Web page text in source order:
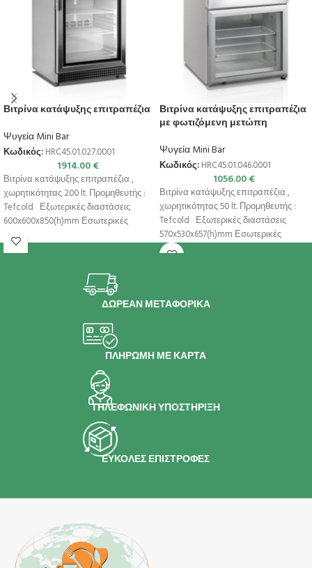
Βιτρίνα κατάψυξης επιτραπέζια
Ψυγεία Mini Bar
Κωδικός: HRC45.01.027.0001
1914.00€
Βιτρίνα κατάψυξης επιτραπέζια ,
χωρητικότητας 200 lt. Προμηθευτής :
Tefcold Εξωτερικές διαστάσεις
600x600x850(h)mm Εσωτερικές
διαστάσεις 484x470x620(h)mm
Χωρητικότητα 200 lt
Βιτρίνα κατάψυξης επιτραπέζια
με φωτιζόμενη μετώπη
Ψυγεία Mini Bar
Κωδικός: HRC45.01.046.0001
1056.00€
Βιτρίνα κατάψυξης επιτραπέζια ,
χωρητικότητας 50 lt. Προμηθευτής :
Tefcold Εξωτερικές διαστάσεις
570x530x657(h)mm Εσωτερικές
διαστάσεις 450x420x380(h)mm
ΔΩΡΕΑΝ ΜΕΤΑΦΟΡΙΚΑ
ΠΛΗΡΩΜΗ ΜΕ ΚΑΡΤΑ
ΤΗΛΕΦΩΝΙΚΗ ΥΠΟΣΤΗΡΙΞΗ
ΕΥΚΟΛΕΣ ΕΠΙΣΤΡΟΦΕΣ